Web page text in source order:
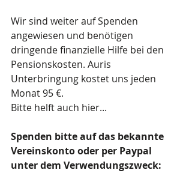
Wir sind weiter auf Spenden
angewiesen und benötigen
dringende finanzielle Hilfe bei den
Pensionskosten. Auris
Unterbringung kostet uns jeden
Monat 95 €.
Bitte helft auch hier...
Spenden bitte auf das bekannte
Vereinskonto oder per Paypal
unter dem Verwendungszweck: